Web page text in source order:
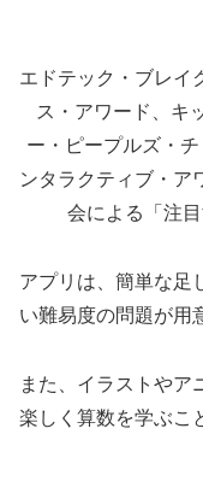
エドテック・ブレイ
ス・アワード、キ
ー・ピープルズ・
ンタラクティブ・ア
会による「注
アプリは、簡単な足
い難易度の問題が用
また、イラストやア
楽しく算数を学ぶこ